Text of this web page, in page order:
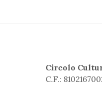
Circolo
C.F.: